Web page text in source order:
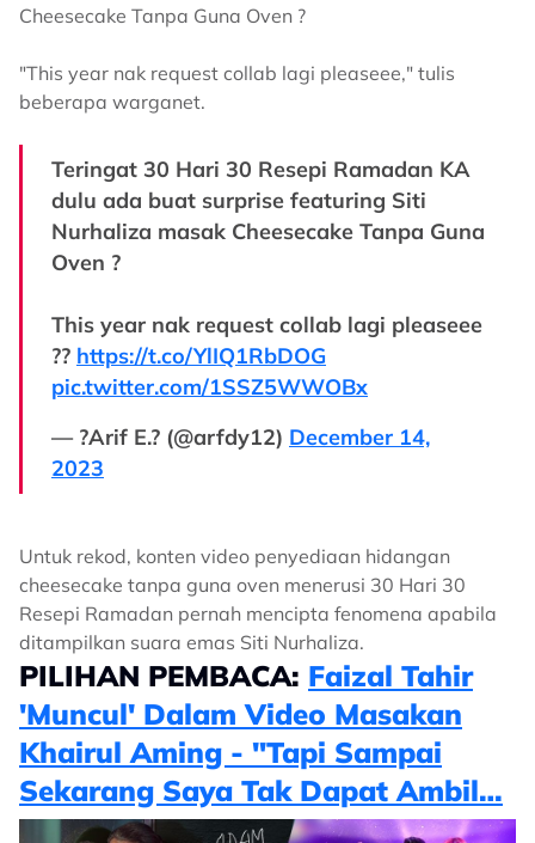
Cheesecake Tanpa Guna Oven ?
"This year nak request collab lagi pleaseee," tulis
beberapa warganet.
Teringat 30 Hari 30 Resepi Ramadan KA
dulu ada buat surprise featuring Siti
Nurhaliza masak Cheesecake Tanpa Guna
Oven ?
This year nak request collab lagi pleaseee
?? https://t.co/YlIQ1RbDOG
pic.twitter.com/1SSZ5WWOBx
— ?Arif E.? (@arfdy12) December 14,
2023
Untuk rekod, konten video penyediaan hidangan
cheesecake tanpa guna oven menerusi 30 Hari 30
Resepi Ramadan pernah mencipta fenomena apabila
ditampilkan suara emas Siti Nurhaliza.
PILIHAN PEMBACA: Faizal Tahir
'Muncul' Dalam Video Masakan
Khairul Aming - "Tapi Sampai
Sekarang Saya Tak Dapat Ambil…